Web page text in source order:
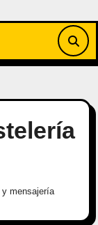
y mensajería